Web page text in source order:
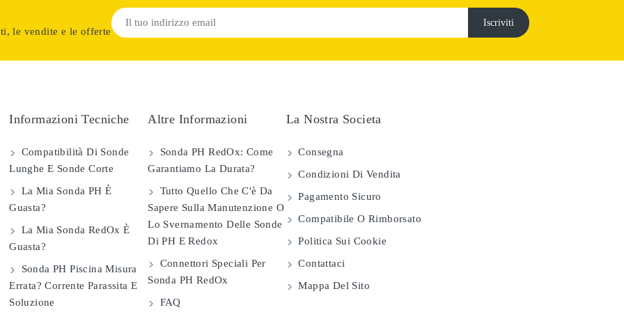
le vendite e le offerte
Informazioni Tecniche
Compatibilità Di Sonde
Lunghe E Sonde Corte
La Mia Sonda PH È
Guasta?
La Mia Sonda RedOx È
Guasta?
Sonda PH Piscina Misura
Errata? Corrente Parassita E
Soluzione
Altre Informazioni
Sonda PH RedOx: Come
Garantiamo La Durata?
Tutto Quello Che C'è Da
Sapere Sulla Manutenzione O
Lo Svernamento Delle Sonde
Di PH E Redox
Connettori Speciali Per
Sonda PH RedOx
FAQ
La Nostra Societa
Consegna
Condizioni Di Vendita
Pagamento Sicuro
Compatibile O Rimborsato
Politica Sui Cookie
Contattaci
Mappa Del Sito